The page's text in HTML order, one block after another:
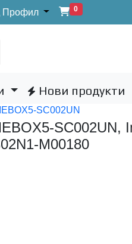
Профил 0
Нови продукти
SC002UN
SC002UN,
M00180